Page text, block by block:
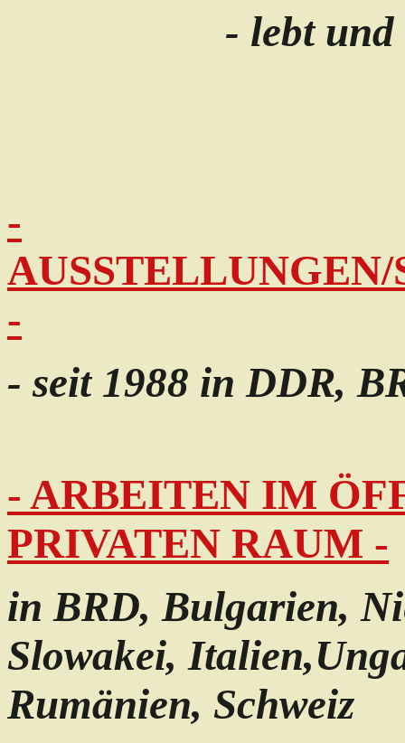
- lebt
-
-
- seit 1988 in DDR,
- ARBEITEN IM
PRIVATEN RAUM -
in BRD, Bulgarien,
Slowakei, Italien,
Rumänien, Schweiz